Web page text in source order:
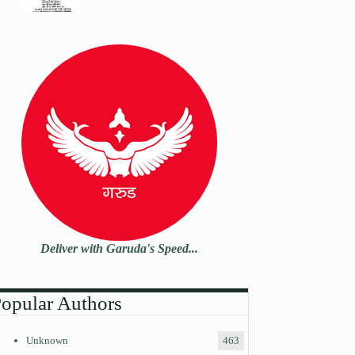
Deliver with Garuda's Speed...
Authors
Unknown 463